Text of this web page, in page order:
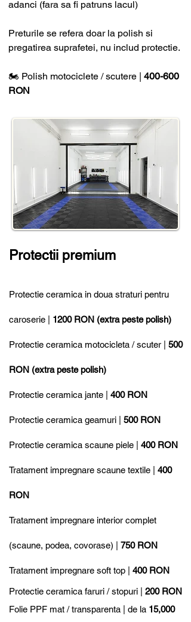
adanci (fara sa fi patruns lacul)
Preturile se refera doar la polish si
pregatirea suprafetei, nu includ protectie.
🏍 Polish motociclete / scutere | 400-600
RON
Protectii premium
Protectie ceramica in doua straturi pentru
caroserie | 1200 RON (extra peste polish)
Protectie ceramica motocicleta / scuter | 500
RON (extra peste polish)
Protectie ceramica jante | 400 RON
Protectie ceramica geamuri | 500 RON
Protectie ceramica scaune piele | 400 RON
Tratament impregnare scaune textile | 400
RON
Tratament impregnare interior complet
(scaune, podea, covorase) | 750 RON
Tratament impregnare soft top | 400 RON
Protectie ceramica faruri / stopuri | 200 RON
Folie PPF mat / transparenta | de la 15,000